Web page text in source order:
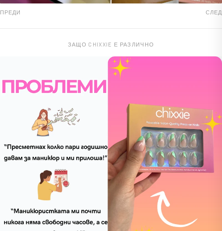
ПРЕДИ СЛЕД
ЗАЩО CHIXXIE Е РАЗЛИЧНО